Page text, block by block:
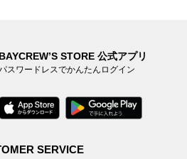
BAYCREW’S STORE 公式アプリ
スワードレスでかんたんログイン
SERVICE